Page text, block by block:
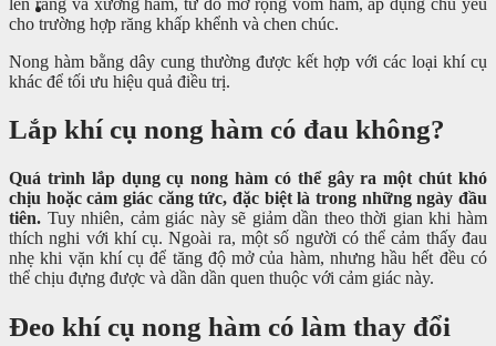
cho trường hợp răng khấp khểnh và chen chúc.
Nong hàm bằng dây cung thường được kết hợp với các loại khí cụ
khác để tối ưu hiệu quả điều trị.
Lắp khí cụ nong hàm có đau không?
Quá trình lắp dụng cụ nong hàm có thể gây ra một chút khó
chịu hoặc cảm giác căng tức, đặc biệt là trong những ngày đầu
tiên. Tuy nhiên, cảm giác này sẽ giảm dần theo thời gian khi hàm
thích nghi với khí cụ. Ngoài ra, một số người có thể cảm thấy đau
nhẹ khi vặn khí cụ để tăng độ mở của hàm, nhưng hầu hết đều có
thể chịu đựng được và dần dần quen thuộc với cảm giác này.
Đeo khí cụ nong hàm có làm thay đổi